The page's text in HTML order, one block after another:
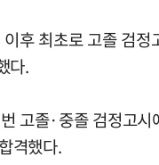
후 최초로 고졸 검정
다.
고졸·중졸 검정고
격했다.